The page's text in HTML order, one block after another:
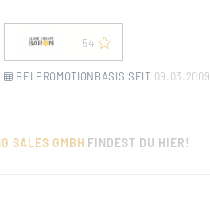
54
BEI PROMOTIONBASIS SEIT 09.03.2009
SALES GMBH FINDEST DU HIER!